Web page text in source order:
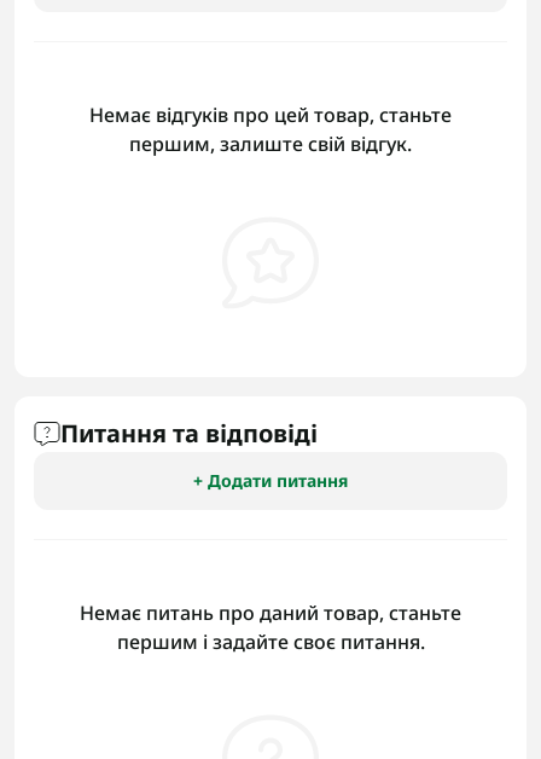
Немає відгуків про цей товар, станьте
першим, залиште свій відгук.
Питання та відповіді
+ Додати питання
Немає питань про даний товар, станьте
першим і задайте своє питання.